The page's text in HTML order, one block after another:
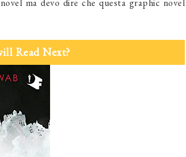
ma devo dire che questa graphic novel
Read Next?